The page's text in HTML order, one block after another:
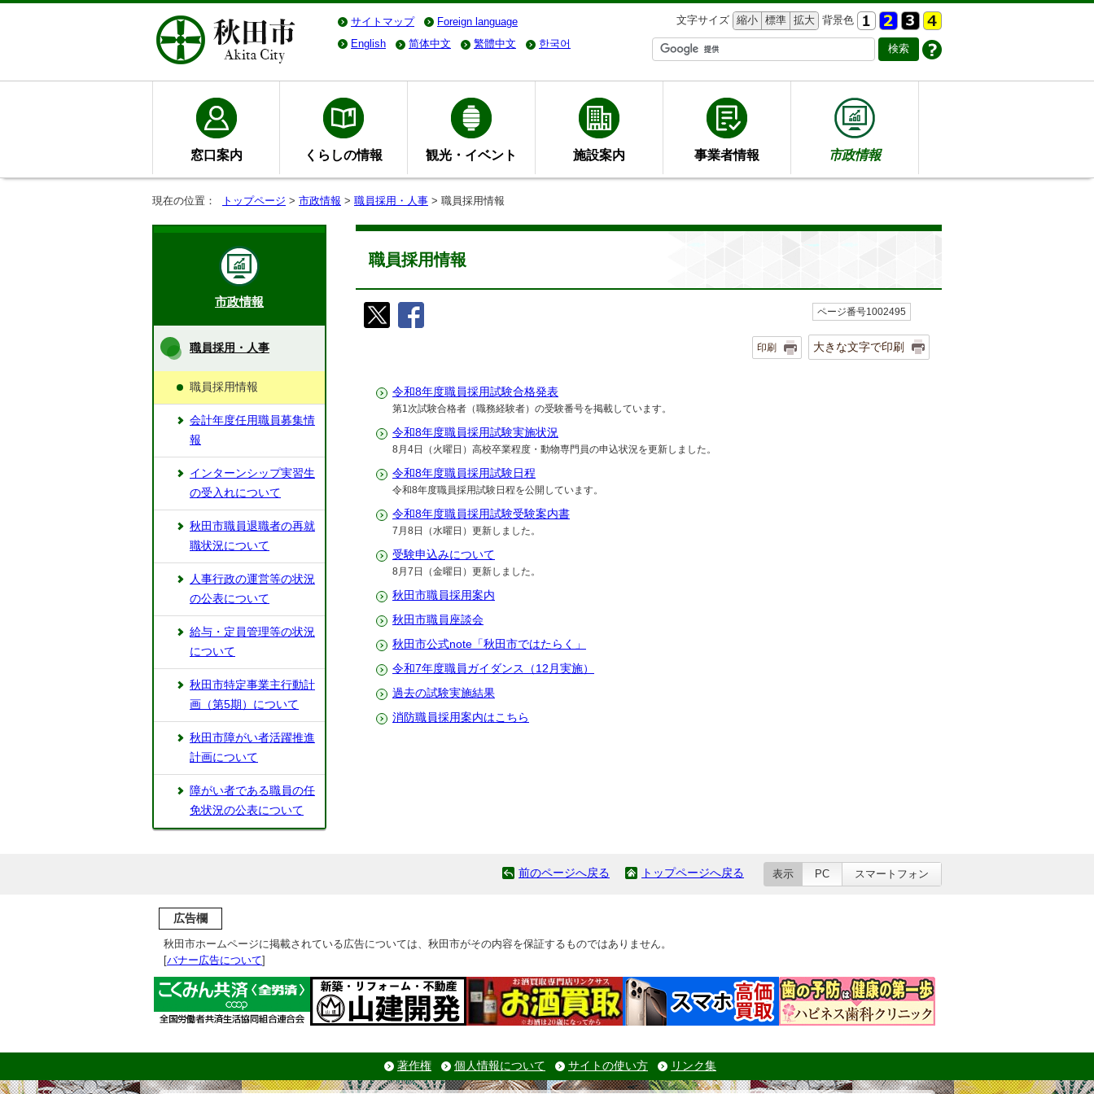
サイトマップ Foreign language 文字サイズ 縮小 標準 拡大 背景色
English
简体中文 繁體中文 한국어
窓口案内 くらしの情報 観光・イベント 施設案内 事業者情報 市政情報
現在の位置： トップページ > 市政情報 > 職員採用・人事 > 職員採用情報
職員採用情報
ページ番号1002495
印刷 大きな文字で印刷
令和8年度職員採用試験合格発表
第1次試験合格者（職務経験者）の受験番号を掲載しています。
令和8年度職員採用試験実施状況
8月4日（火曜日）高校卒業程度・動物専門員の申込状況を更新しました。
令和8年度職員採用試験日程
令和8年度職員採用試験日程を公開しています。
令和8年度職員採用試験受験案内書
7月8日（水曜日）更新しました。
受験申込みについて
8月7日（金曜日）更新しました。
秋田市職員採用案内
秋田市職員座談会
秋田市公式note「秋田市ではたらく」
令和7年度職員ガイダンス（12月実施）
過去の試験実施結果
消防職員採用案内はこちら
市政情報
職員採用・人事
職員採用情報
会計年度任用職員募集情
報
インターンシップ実習生
の受入れについて
秋田市職員退職者の再就
職状況について
人事行政の運営等の状況
の公表について
給与・定員管理等の状況
について
秋田市特定事業主行動計
画（第5期）について
秋田市障がい者活躍推進
計画について
障がい者である職員の任
免状況の公表について
前のページへ戻る トップページへ戻る 表示 PC スマートフォン
広告欄
秋田市ホームページに掲載されている広告については、秋田市がその内容を保証するものではありません。
[バナー広告について]
著作権 個人情報について サイトの使い方 リンク集